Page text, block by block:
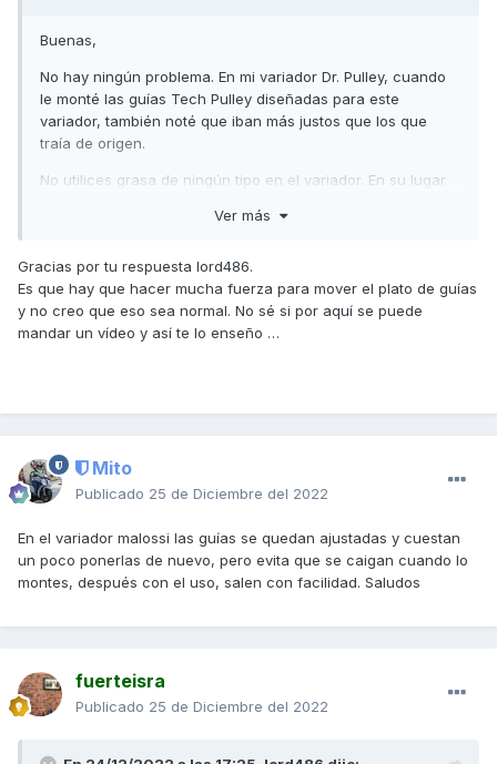
Buenas,
No hay ningún problema. En mi variador Dr. Pulley, cuando
le monté las guías Tech Pulley diseñadas para este
variador, también noté que iban más justos que los que
traía de origen.
No utilices grasa de ningún tipo en el variador. En su lugar
Saludos,
Ver más
Gracias por tu respuesta lord486.
Es que hay que hacer mucha fuerza para mover el plato de guías
y no creo que eso sea normal. No sé si por aquí se puede
mandar un vídeo y así te lo enseño …
Mito
Publicado 25 de Diciembre del 2022
En el variador malossi las guías se quedan ajustadas y cuestan
un poco ponerlas de nuevo, pero evita que se caigan cuando lo
montes, después con el uso, salen con facilidad. Saludos
fuerteisra
Publicado 25 de Diciembre del 2022